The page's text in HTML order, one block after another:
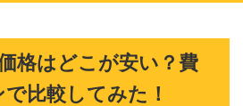
格はどこが安い？費
比較してみた！